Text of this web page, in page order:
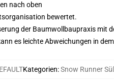
nach oben
bewertet.
der Baumwollbaupraxis
es leichte Abweichungen in
Kategorien:Snow Runner